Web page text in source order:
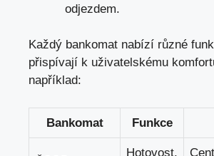
odjezdem.
Každý bankomat ​nabízí ⁤různé
přispívají k uživatelskému
například:
Bankomat Funkce
Hotovost,